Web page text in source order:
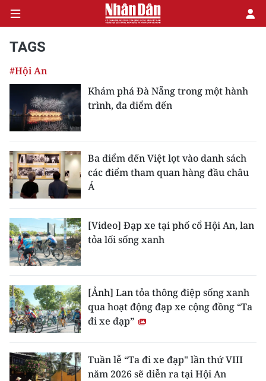
CHÍNH TRỊ
KINH TẾ
XÃ HỘI
PHÁP LUẬT
DU LỊCH
THẾ GIỚI
GIÁO DỤC
KHOA HỌC - CÔNG NGHỆ
TAGS
#Hội An
Khám phá Đà Nẵng trong một hành
trình, đa điểm đến
Ba điểm đến Việt lọt vào danh sách
các điểm tham quan hàng đầu châu
Á
[Video] Đạp xe tại phố cổ Hội An, lan
tỏa lối sống xanh
[Ảnh] Lan tỏa thông điệp sống xanh
qua hoạt động đạp xe cộng đồng “Ta
đi xe đạp”
Tuần lễ “Ta đi xe đạp" lần thứ VIII
năm 2026 sẽ diễn ra tại Hội An